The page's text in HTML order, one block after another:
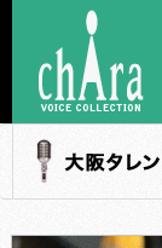
声の
- 株式
大阪タレント